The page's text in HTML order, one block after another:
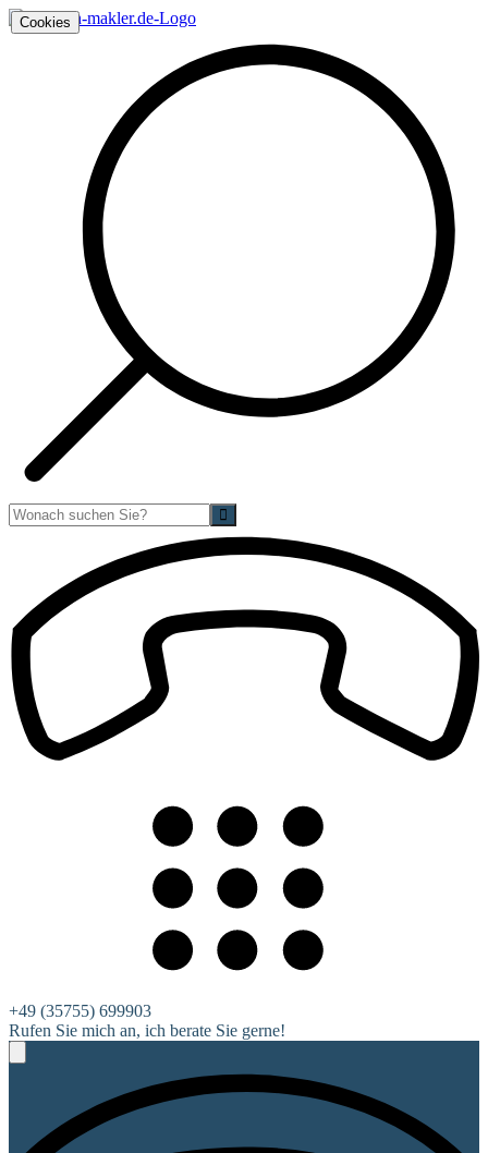
+49 (35755) 699903
Rufen Sie mich an, ich berate Sie gerne!
Cookies